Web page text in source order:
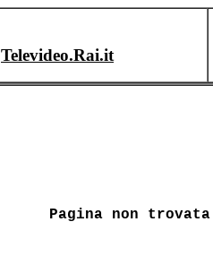
Televideo.Rai.it
Pagina non trovata